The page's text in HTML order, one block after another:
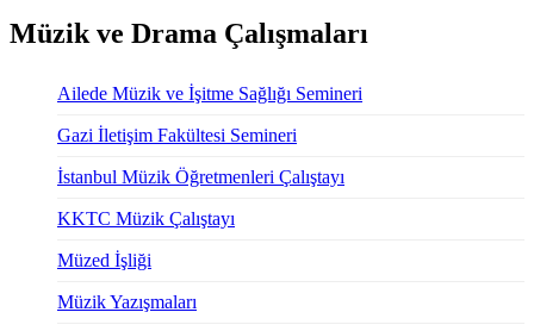
Müzik ve Drama Çalışmaları
Ailede Müzik ve İşitme Sağlığı Semineri
Gazi İletişim Fakültesi Semineri
İstanbul Müzik Öğretmenleri Çalıştayı
KKTC Müzik Çalıştayı
Müzed İşliği
Müzik Yazışmaları